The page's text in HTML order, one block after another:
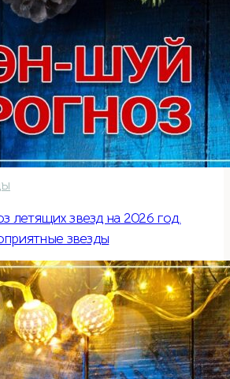
летящих звезд на 2026 год.
звезды